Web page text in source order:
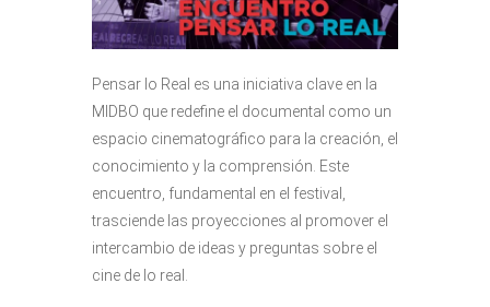
Pensar lo Real es una iniciativa clave en la
MIDBO que redefine el documental como un
espacio cinematográfico para la creación, el
conocimiento y la comprensión. Este
encuentro, fundamental en el festival,
trasciende las proyecciones al promover el
intercambio de ideas y preguntas sobre el
cine de lo real.